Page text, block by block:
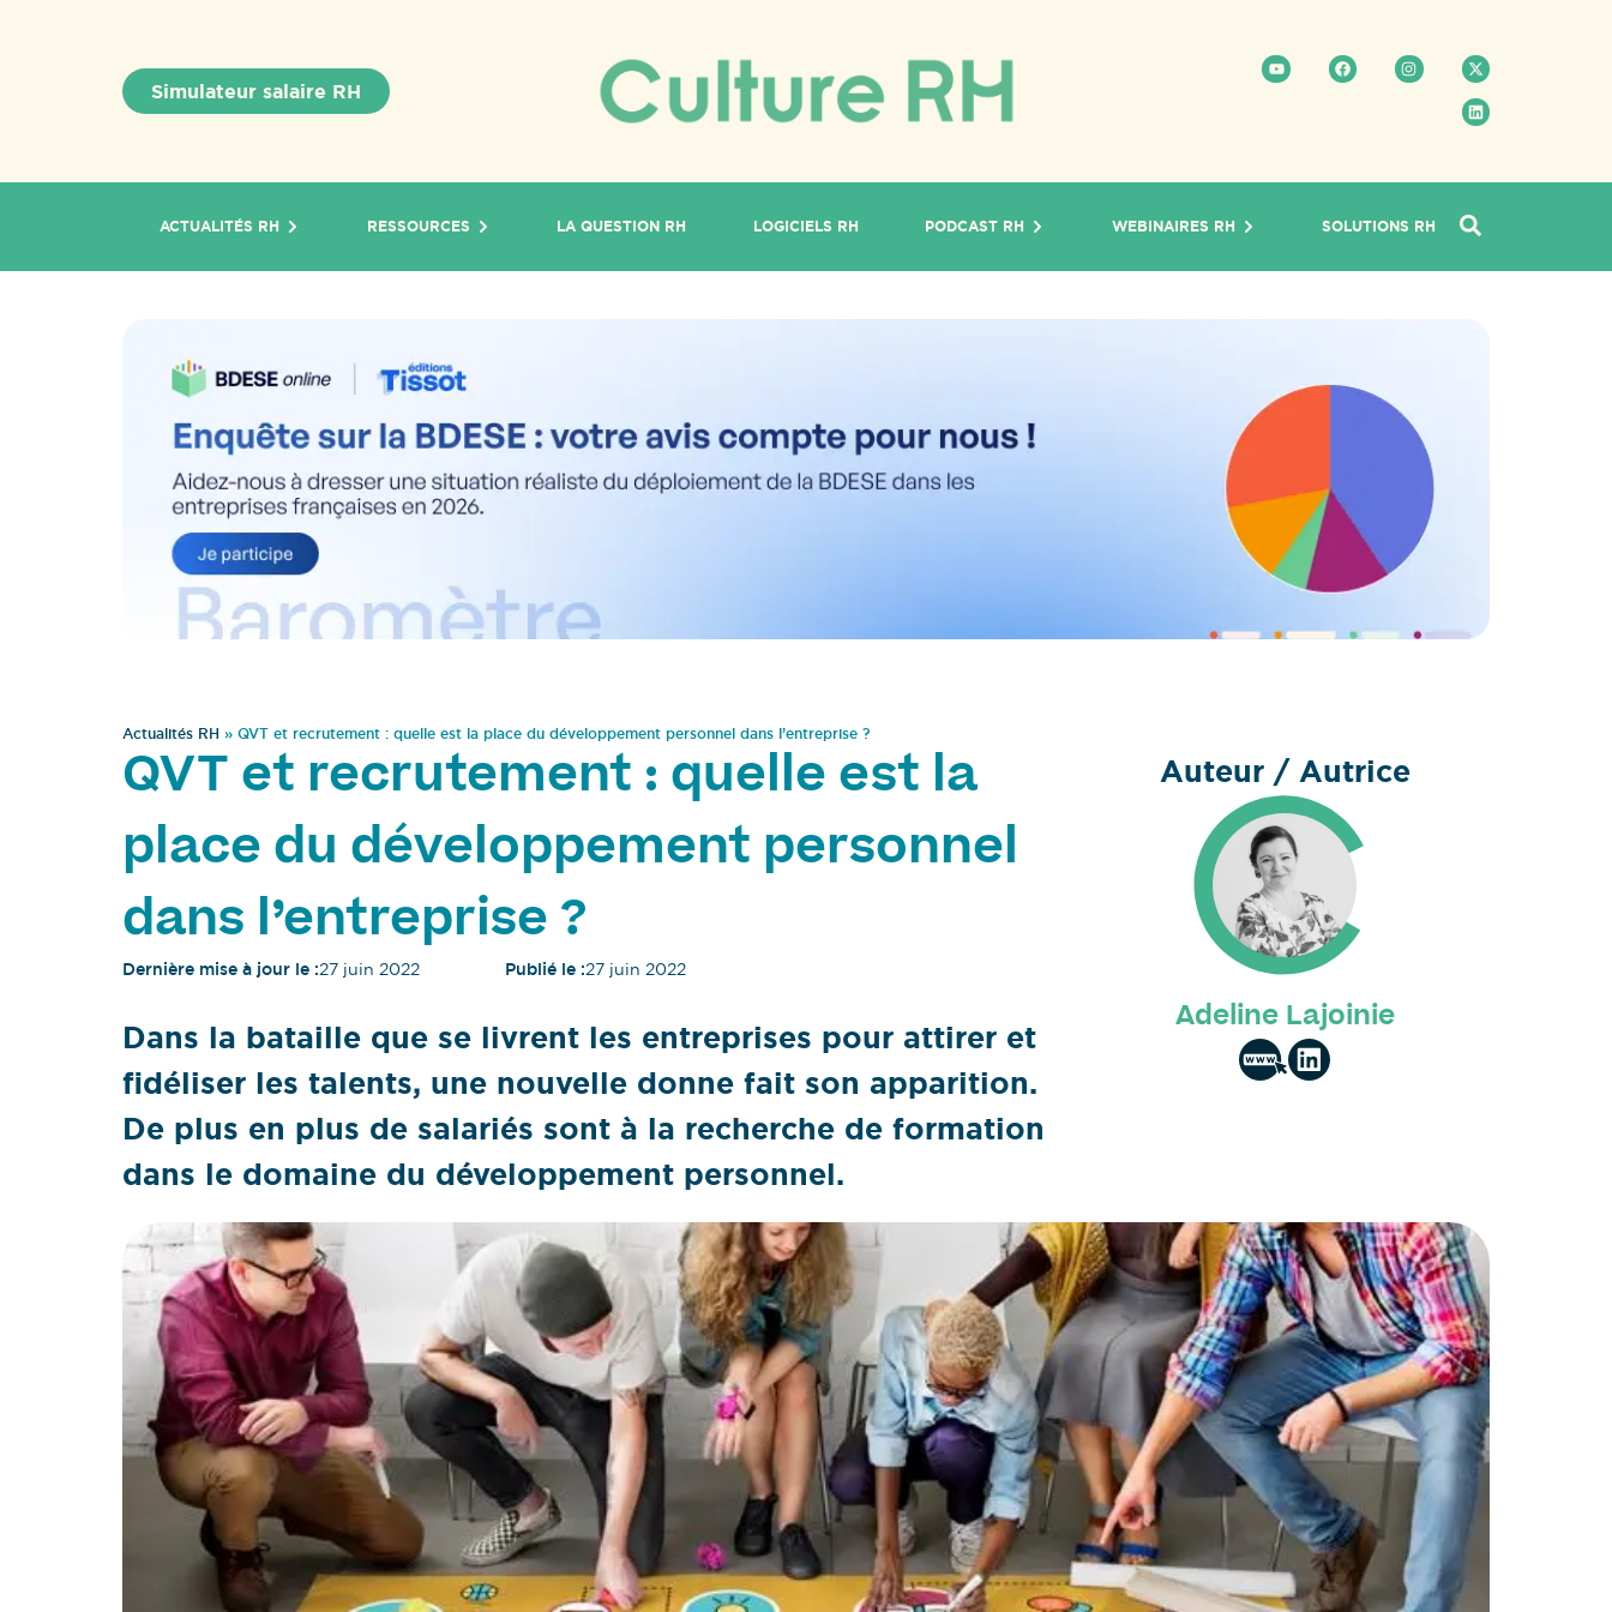
Simulateur salaire RH
ACTUALITÉS RH RESSOURCES LA QUESTION RH LOGICIELS RH PODCAST RH WEBINAIRES RH SOLUTIONS RH
Actualités RH » QVT et recrutement : quelle est la place du développement personnel dans l’entreprise ?
QVT et recrutement : quelle est la
place du développement personnel
dans l’entreprise ?
Dernière mise à jour le :27 juin 2022 Publié le :27 juin 2022
Dans la bataille que se livrent les entreprises pour attirer et
fidéliser les talents, une nouvelle donne fait son apparition.
De plus en plus de salariés sont à la recherche de formation
dans le domaine du développement personnel.
Auteur / Autrice
Adeline Lajoinie